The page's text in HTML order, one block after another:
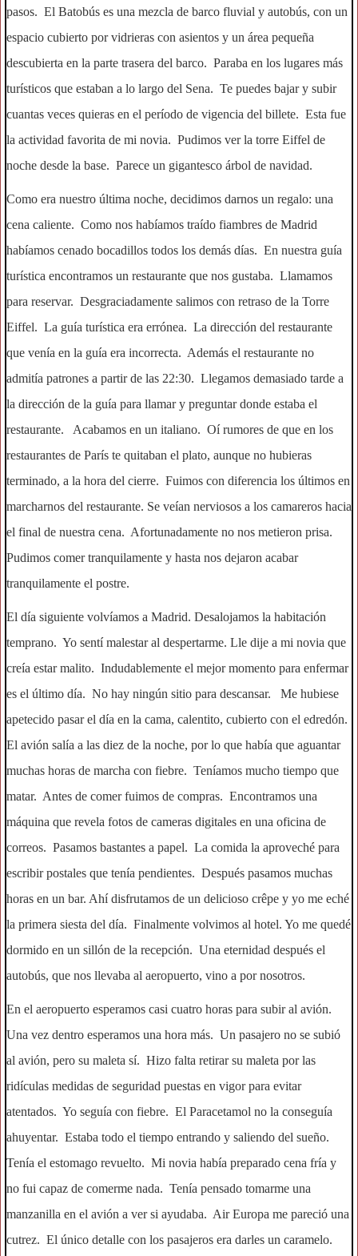
pasos. El Batobús es una mezcla de barco fluvial y autobús, con un
espacio cubierto por vidrieras con asientos y un área pequeña
descubierta en la parte trasera del barco. Paraba en los lugares más
turísticos que estaban a lo largo del Sena. Te puedes bajar y subir
cuantas veces quieras en el período de vigencia del billete. Esta fue
la actividad favorita de mi novia. Pudimos ver la torre Eiffel de
noche desde la base. Parece un gigantesco árbol de navidad.
Como era nuestro última noche, decidimos darnos un regalo: una
cena caliente. Como nos habíamos traído fiambres de Madrid
habíamos cenado bocadillos todos los demás días. En nuestra guía
turística encontramos un restaurante que nos gustaba. Llamamos
para reservar. Desgraciadamente salimos con retraso de la Torre
Eiffel. La guía turística era errónea. La dirección del restaurante
que venía en la guía era incorrecta. Además el restaurante no
admitía patrones a partir de las 22:30. Llegamos demasiado tarde a
la dirección de la guía para llamar y preguntar donde estaba el
restaurante. Acabamos en un italiano. Oí rumores de que en los
restaurantes de París te quitaban el plato, aunque no hubieras
terminado, a la hora del cierre. Fuimos con diferencia los últimos en
marcharnos del restaurante. Se veían nerviosos a los camareros hacia
el final de nuestra cena. Afortunadamente no nos metieron prisa.
Pudimos comer tranquilamente y hasta nos dejaron acabar
tranquilamente el postre.
El día siguiente volvíamos a Madrid. Desalojamos la habitación
temprano. Yo sentí malestar al despertarme. Lle dije a mi novia que
creía estar malito. Indudablemente el mejor momento para enfermar
es el último día. No hay ningún sitio para descansar. Me hubiese
apetecido pasar el día en la cama, calentito, cubierto con el edredón.
El avión salía a las diez de la noche, por lo que había que aguantar
muchas horas de marcha con fiebre. Teníamos mucho tiempo que
matar. Antes de comer fuimos de compras. Encontramos una
máquina que revela fotos de cameras digitales en una oficina de
correos. Pasamos bastantes a papel. La comida la aproveché para
escribir postales que tenía pendientes. Después pasamos muchas
horas en un bar. Ahí disfrutamos de un delicioso crêpe y yo me eché
la primera siesta del día. Finalmente volvimos al hotel. Yo me quedé
dormido en un sillón de la recepción. Una eternidad después el
autobús, que nos llevaba al aeropuerto, vino a por nosotros.
En el aeropuerto esperamos casi cuatro horas para subir al avión.
Una vez dentro esperamos una hora más. Un pasajero no se subió
al avión, pero su maleta sí. Hizo falta retirar su maleta por las
ridículas medidas de seguridad puestas en vigor para evitar
atentados. Yo seguía con fiebre. El Paracetamol no la conseguía
ahuyentar. Estaba todo el tiempo entrando y saliendo del sueño.
Tenía el estomago revuelto. Mi novia había preparado cena fría y
no fui capaz de comerme nada. Tenía pensado tomarme una
manzanilla en el avión a ver si ayudaba. Air Europa me pareció una
cutrez. El único detalle con los pasajeros era darles un caramelo.